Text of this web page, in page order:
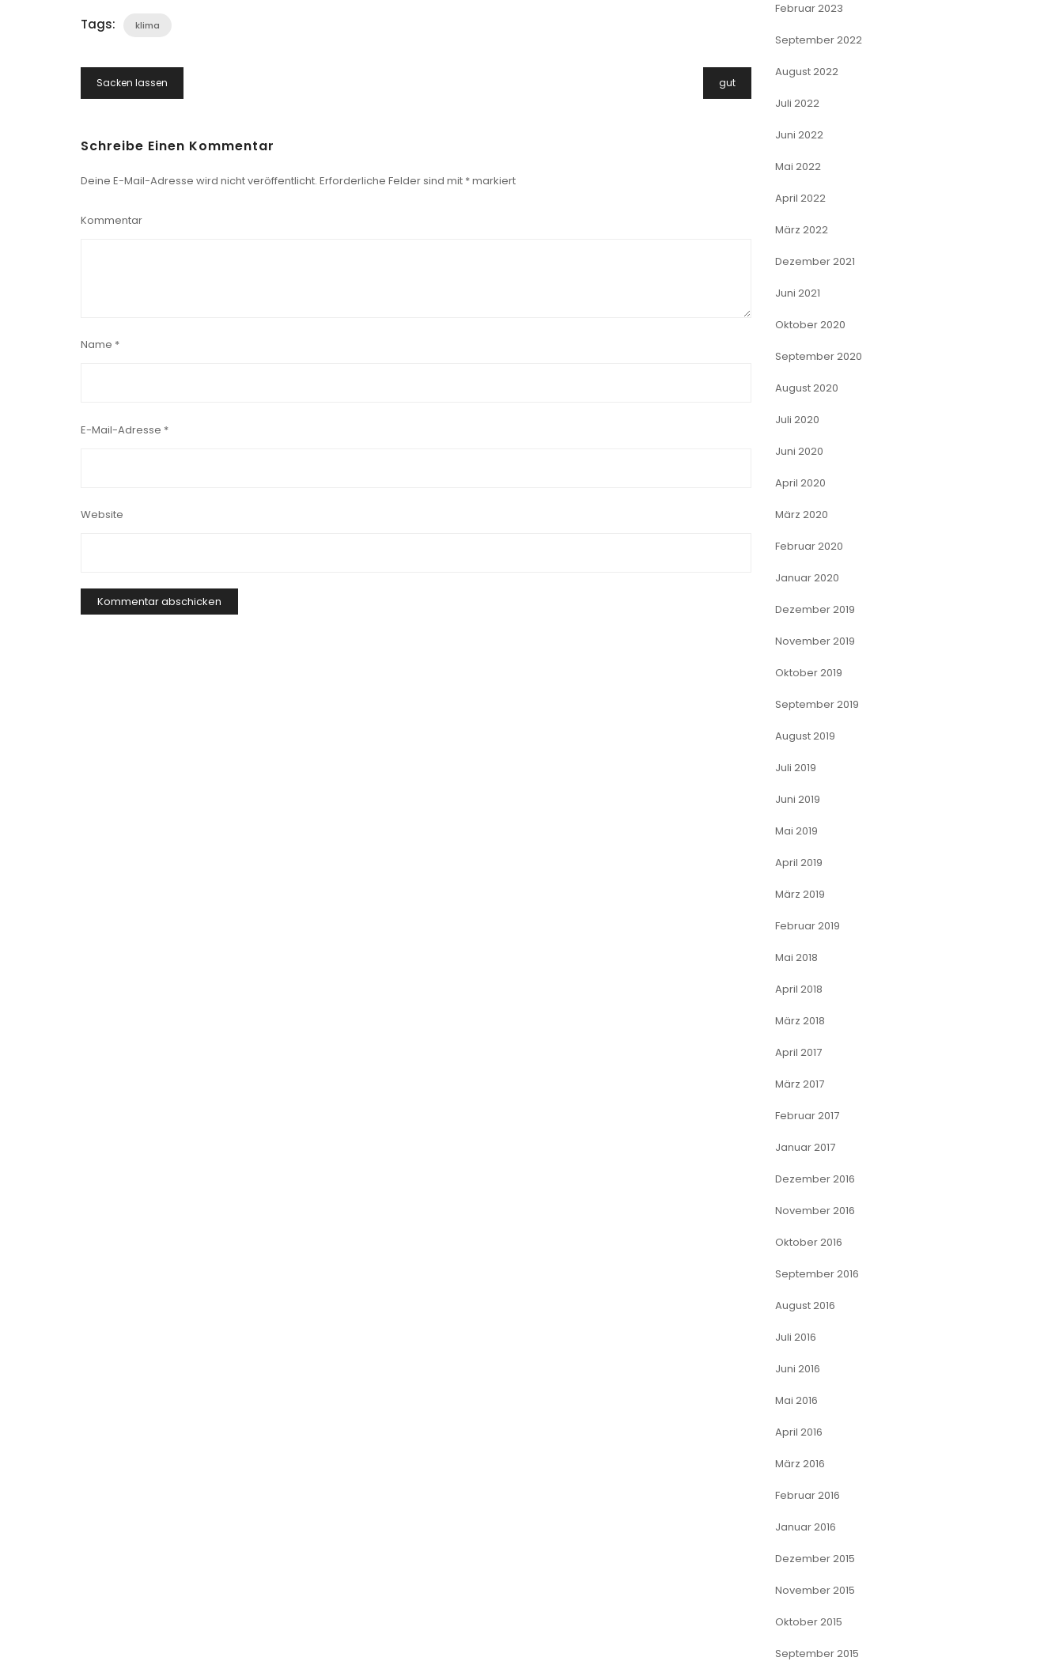
Tags: klima
Beitragsnavigation
Sacken lassen gut
Schreibe Einen Kommentar
Deine E-Mail-Adresse wird nicht veröffentlicht. Erforderliche Felder sind mit *markiert
Kommentar
Name *
E-Mail-Adresse *
Website
Februar 2023
September 2022
August 2022
Juli 2022
Juni 2022
Mai 2022
April 2022
März 2022
Dezember 2021
Juni 2021
Oktober 2020
September 2020
August 2020
Juli 2020
Juni 2020
April 2020
März 2020
Februar 2020
Januar 2020
Dezember 2019
November 2019
Oktober 2019
September 2019
August 2019
Juli 2019
Juni 2019
Mai 2019
April 2019
März 2019
Februar 2019
Mai 2018
April 2018
März 2018
April 2017
März 2017
Februar 2017
Januar 2017
Dezember 2016
November 2016
Oktober 2016
September 2016
August 2016
Juli 2016
Juni 2016
Mai 2016
April 2016
März 2016
Februar 2016
Januar 2016
Dezember 2015
November 2015
Oktober 2015
September 2015